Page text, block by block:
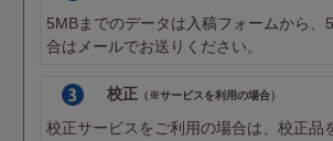
コストと納期を重視するなら
5MBまでのデータは入稿フォームから、
合はメールでお送りください。
校正（※サービスを利用の場合）
校正サービスをご利用の場合は、校正品